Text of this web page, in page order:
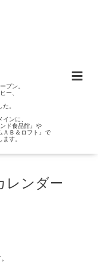
プン。
ー、
。
インに、
ド食品館』や
ＡＢ＆ロフト』で
す。
レンダー